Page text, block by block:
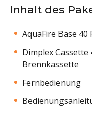
Inhalt des
AquaFire Base 40
Dimplex
Brennkassette
Fernbedienung